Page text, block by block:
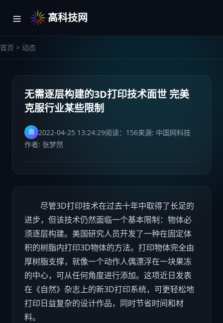
高科技网
首页 > 动态
无需逐层构建的3D打印技术面世 完美
克服行业某些限制
高 2022-04-25 13:24:29阅读： 156来源: 中国网科技
作者: 张梦然
尽管3D打印技术在过去十年中取得了长足的
进步，但该技术仍然面临一个基本限制：物体必
须逐层构建。美国研究人员开发了一种在固定体
积的树脂内打印3D物体的方法。打印物体完全由
厚树脂支撑，就像一个动作人偶漂浮在一块果冻
的中心，可从任何角度进行添加。这项近日发表
在《自然》杂志上的新3D打印系统，可更轻松地
打印日益复杂的设计作品，同时节省时间和材
料。